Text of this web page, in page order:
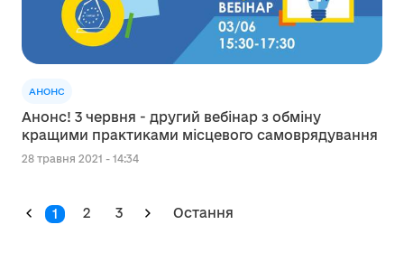
АНОНС
Анонс! 3 червня - другий вебінар з обміну
кращими практиками місцевого самоврядування
28 травня 2021 - 14:34
1 2 3 Остання